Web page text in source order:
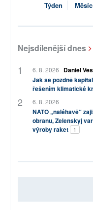
Týden Měsíc
Nejsdílenější dnes
6. 8. 2026
Daniel
Jak se pozdně
řešením klimatické
6. 8. 2026
NATO „naléhavě“
obranu, Zelenskyj
výroby raket
1